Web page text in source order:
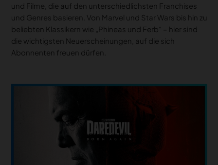
und Filme, die auf den unterschiedlichsten Franchises
und Genres basieren. Von Marvel und Star Wars bis hin zu
beliebten Klassikern wie „Phineas und Ferb“ – hier sind
die wichtigsten Neuerscheinungen, auf die sich
Abonnenten freuen dürfen.